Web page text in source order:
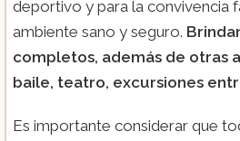
deportivo y para la convivencia
ambiente sano y seguro.
completos, además de otras
baile, teatro, excursiones
Es importante considerar que